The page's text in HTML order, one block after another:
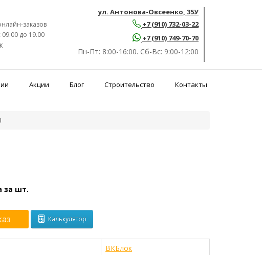
заказов
до 19.00
ул. Антонова-Овсеенко, 35У
+7 (910) 732-03-22
+7 (910) 749-70-70
Пн-Пт: 8:00-16:00. Сб-Вс: 9:00-12:00
Акции Блог Строительство Контакты
за шт.
Калькулятор
ВКБлок